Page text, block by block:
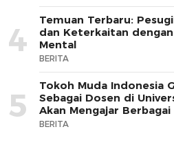
4
Temuan Terbaru:
dan Keterkaitan
Mental
BERITA
5
Tokoh Muda Indonesia
Sebagai Dosen di
Akan Mengajar
BERITA